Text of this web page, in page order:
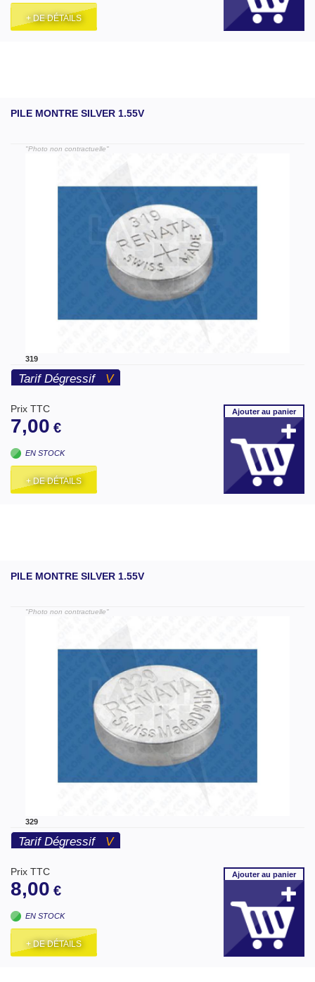
+ DE DÉTAILS
PILE MONTRE SILVER 1.55V
"Photo non contractuelle"
319
Tarif Dégressif V
Prix TTC
7,00 €
EN STOCK
+ DE DÉTAILS
Ajouterau panier
PILE MONTRE SILVER 1.55V
"Photo non contractuelle"
329
Tarif Dégressif V
Prix TTC
8,00 €
EN STOCK
+ DE DÉTAILS
Ajouterau panier